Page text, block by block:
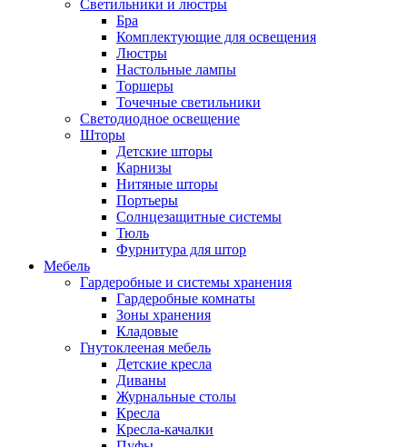
Светильники и люстры
Бра
Комплектующие для освещения
Люстры
Настольные лампы
Торшеры
Точечные светильники
Светодиодное освещение
Шторы
Детские шторы
Карнизы
Нитяные шторы
Портьеры
Солнцезащитные системы
Тюль
Фурнитура для штор
Мебель
Гардеробные и системы хранения
Гардеробные комнаты
Зоны хранения
Кладовые
Гнутоклееная мебель
Детские кресла
Диваны
Журнальные столы
Кресла
Кресла-качалки